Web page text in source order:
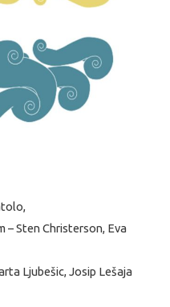
– Sten Christerson, Eva
Ljubešic, Josip Lešaja